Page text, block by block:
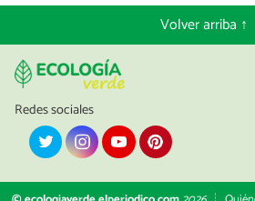
Volver arriba ↑
Redes sociales